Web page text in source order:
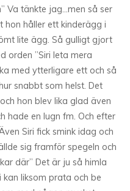
Va tänkte jag…men så ser
hon håller ett kinderägg i
lite ägg. Så gulligt gjort
orden ”Siri leta mera
med ytterligare ett och så
snabbt som helst. Det
hon blev lika glad även
hade en lugn fm. Och efter
Siri fick smink idag och
sig framför spegeln och
där” Det är ju så himla
liksom prata och be